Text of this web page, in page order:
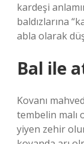
kardeşi
baldızlarına
abla olarak
Bal ile
Kovanı
tembelin malı
yiyen zehir